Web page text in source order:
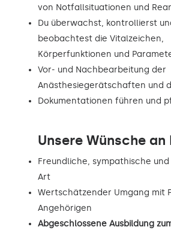
von Notfallsituationen und
Du überwachst, kontrollierst
beobachtest die Vitalzeichen,
Körperfunktionen und
Vor- und Nachbearbeitung der
Anästhesiegerätschaften und
Dokumentationen führen und
Unsere Wünsche an
Freundliche, sympathische
Art
Wertschätzender Umgang mit
Angehörigen
Abgeschlossene Ausbildung